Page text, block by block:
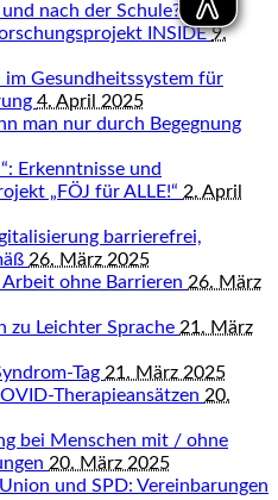
nach der Schule?
INSIDE9.
Gesundheitssystem für
4. April 2025
man nur durch Begegnung
Erkenntnisse und
„FÖJ für ALLE!“ 2. April
barrierefrei,
26. März 2025
ohne Barrieren 26. März
zu Leichter Sprache 21. März
Tag 21. März 2025
Therapieansätzen 20.
bei Menschen mit / ohne
20. März 2025
und SPD: Vereinbarungen